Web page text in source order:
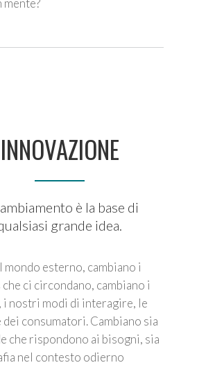
mente?
INNOVAZIONE
è la base di
grande idea.
mondo esterno, cambiano i
ci circondano, cambiano i
nostri modi di interagire, le
dei consumatori. Cambiano sia
che rispondono ai bisogni, sia
nel contesto odierno